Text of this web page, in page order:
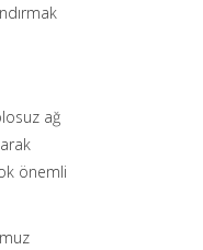
ağ
önemli